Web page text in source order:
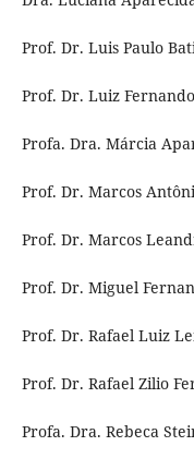
Prof. Dr. Luis Paulo
Prof. Dr. Luiz
Profa. Dra. Márcia
Prof. Dr. Marcos
Prof. Dr. Marcos
Prof. Dr. Miguel
Prof. Dr. Rafael Luiz
Prof. Dr. Rafael Zilio
Profa. Dra. Rebeca